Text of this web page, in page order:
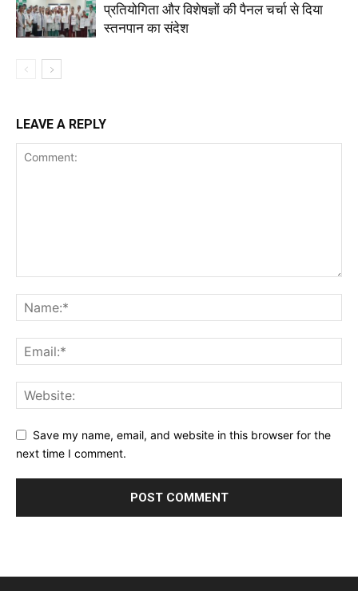
प्रतियोगिता और विशेषज्ञों की पैनल चर्चा से दिया
स्तनपान का संदेश
LEAVE A REPLY
Save my name, email, and website in this browser for the
next time I comment.